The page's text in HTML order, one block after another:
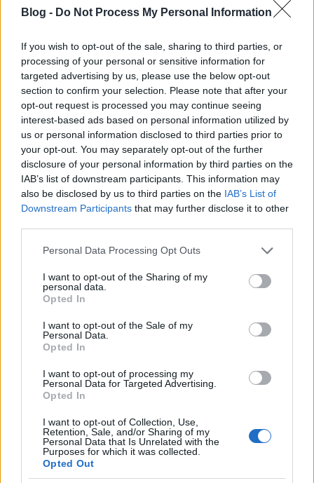
Blog - Do Not Process My Personal Information
If you wish to opt-out of the sale, sharing to third parties, or
processing of your personal or sensitive information for
targeted advertising by us, please use the below opt-out
section to confirm your selection. Please note that after your
opt-out request is processed you may continue seeing
interest-based ads based on personal information utilized by
us or personal information disclosed to third parties prior to
your opt-out. You may separately opt-out of the further
disclosure of your personal information by third parties on the
IAB’s list of downstream participants. This information may
also be disclosed by us to third parties on the IAB’s List of
Downstream Participants that may further disclose it to other
Please note that this website/app uses one or more Google
not limited to your visit or usage behaviour. You may click to
grant or deny consent to Google and its third-party tags to
use your data for below specified purposes in below Google
consent section.
Personal Data Processing Opt Outs
I want to opt-out of the Sharing of my
personal data.
Opted In
I want to opt-out of the Sale of my
Personal Data.
Opted In
I want to opt-out of processing my
Personal Data for Targeted Advertising.
Opted In
I want to opt-out of Collection, Use,
Retention, Sale, and/or Sharing of my
Personal Data that Is Unrelated with the
Purposes for which it was collected.
Opted Out
között a helytartótanács megváltoztatta a korábbi
igényelhettek belépést kíséretükkel együtt. 1889-ben
viszont ismét szigorítottak a rendelkezéseken.
Az 1903-as szabályzat 1-es és 5-ös pontjai:
1. Kutyával és biciklivel belépni tilos.
5. Kínaiak belépése tilos, kivéve a külföldiek
kíséretében megjelenő szolgálóké.
Az 1913-as szabályzat viszont már azzal a
ponttal nyit, hogy:
1. A park kizárólag a külföldi közösség számára van
fenntartva.
2. Kutyával és biciklivel belépni tilos.
1. A park a külföldi közösség számára van
fenntartva.
4. Kutyával és biciklivel belépni tilos.
“kutyáknak és kínaiak belépni tilos” frázis, ennek
ellenére gyorsan terjedni kezdett és évtizedek óta
Számos könyv idézi, köztük Kína első köztársasági
elnökének, Sun Yat-Sennek az írásai is.
Zhou Erfu, aki a nyugatiasodás ellenharcosa volt,
szintén azt írja:
- Mivel az imperialisták egyformán bánnak a
kínaiakkal és a kutyákkal, a Bund Park bejáratánál